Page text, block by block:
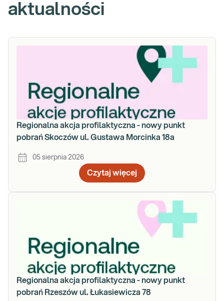
aktualności
Regionalna akcja profilaktyczna - nowy punkt
pobrań Skoczów ul. Gustawa Morcinka 18a
05 sierpnia 2026
Czytaj więcej
Regionalna akcja profilaktyczna - nowy punkt
pobrań Rzeszów ul. Łukasiewicza 78